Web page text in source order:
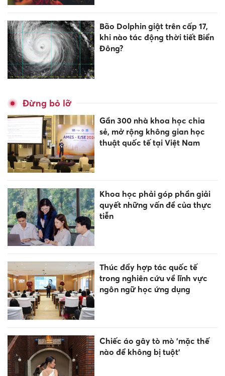
Bão Dolphin giật trên cấp 17,
khi nào tác động thời tiết Biển
Đông?
Đừng bỏ lỡ
Gần 300 nhà khoa học chia
sẻ, mở rộng không gian học
thuật quốc tế tại Việt Nam
Khoa học phải góp phần giải
quyết những vấn đề của thực
tiễn
Thúc đẩy hợp tác quốc tế
trong nghiên cứu về lĩnh vực
ngôn ngữ học ứng dụng
Chiếc áo gây tò mò 'mặc thế
nào để không bị tuột'